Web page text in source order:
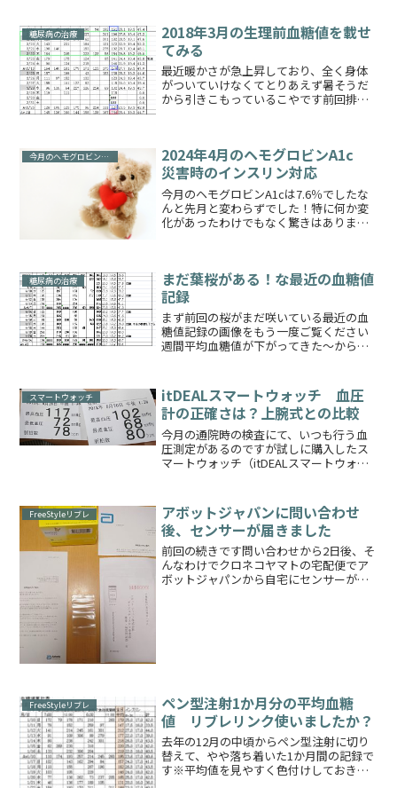
糖尿病の治療
2018年3月の生理前血糖値を載せ
てみる
最近暖かさが急上昇しており、全く身体
がついていけなくてとりあえず暑そうだ
から引きこもっているこやです前回排卵
がありませんとお伝...
今月のヘモグロビンA1c
2024年4月のヘモグロビンA1c
災害時のインスリン対応
今月のヘモグロビンA1cは7.6％でしたな
んと先月と変わらずでした！特に何か変
化があったわけでもなく驚きはありませ
いたからです💦こ...
糖尿病の治療
まだ葉桜がある！な最近の血糖値
記録
まず前回の桜がまだ咲いている最近の血
糖値記録の画像をもう一度ご覧ください
週間平均血糖値が下がってきた～からの
値記録2週間分です目印を付け忘れてしま
い申し訳ありませんが...
スマートウォッチ
itDEALスマートウォッチ 血圧
計の正確さは？上腕式との比較
今月の通院時の検査にて、いつも行う血
圧測定があるのですが試しに購入したス
マートウォッチ（itDEALスマートウォッ
事itDEALスマートウォッチ（スマートブ
レスレット...
FreeStyleリブレ
アボットジャパンに問い合わせ
後、センサーが届きました
前回の続きです問い合わせから2日後、そ
んなわけでクロネコヤマトの宅配便でア
ボットジャパンから自宅にセンサーが届
FreeStyleリブレ
ペン型注射1か月分の平均血糖
値 リブレリンク使いましたか？
去年の12月の中頃からペン型注射に切り
替えて、やや落ち着いた1か月間の記録で
す※平均値を見やすく色付けしておきま